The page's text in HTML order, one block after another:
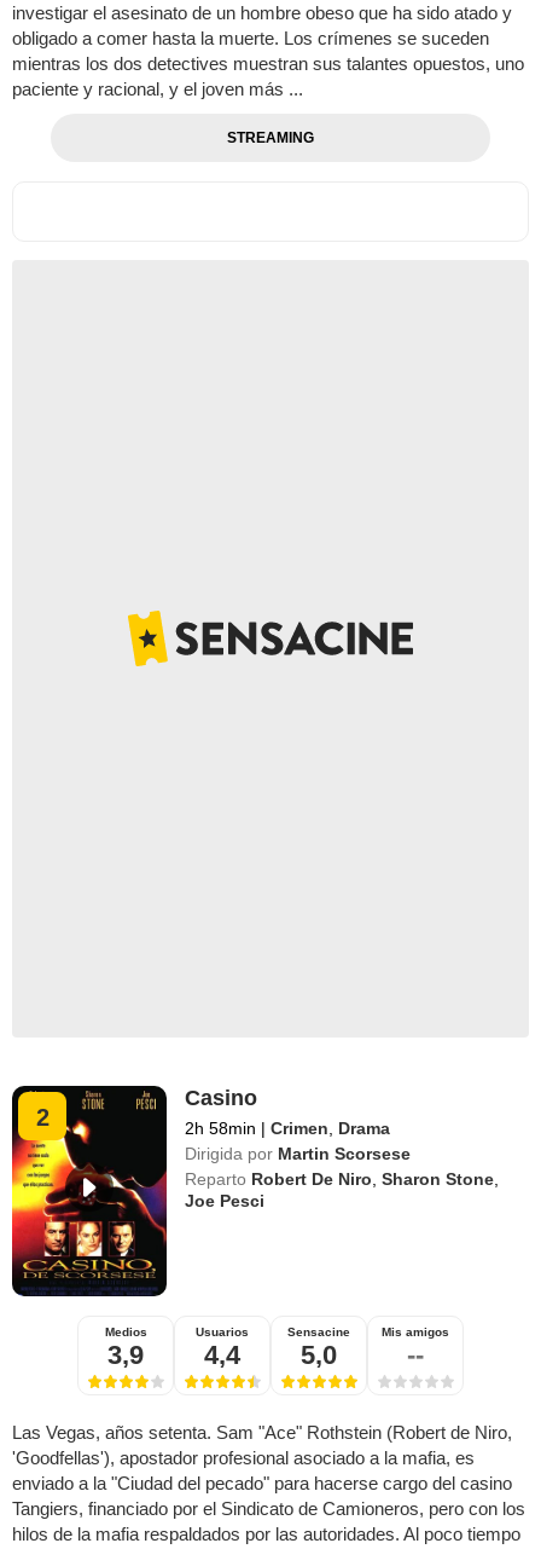
investigar el asesinato de un hombre obeso que ha sido atado y
obligado a comer hasta la muerte. Los crímenes se suceden
mientras los dos detectives muestran sus talantes opuestos, uno
paciente y racional, y el joven más ...
STREAMING
2
Casino
2h 58min | Crimen
Drama
Dirigida por Martin Scorsese
Reparto Robert De Niro ,Sharon Stone
Joe Pesci
Medios
3,9
Usuarios
4,4
Sensacine
5,0
Mis amigos
--
Las Vegas, años setenta. Sam "Ace" Rothstein (Robert de Niro,
'Goodfellas'), apostador profesional asociado a la mafia, es
enviado a la "Ciudad del pecado" para hacerse cargo del casino
Tangiers, financiado por el Sindicato de Camioneros, pero con los
hilos de la mafia respaldados por las autoridades. Al poco tiempo